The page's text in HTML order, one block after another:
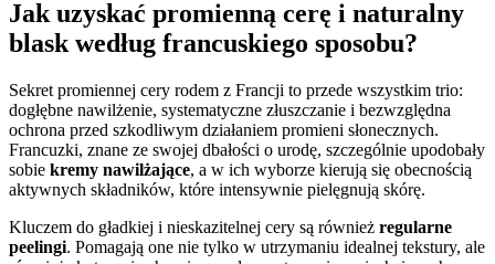
Jak uzyskać promienną cerę i naturalny
blask według francuskiego sposobu?
Sekret promiennej cery rodem z Francji to przede wszystkim trio:
dogłębne nawilżenie, systematyczne złuszczanie i bezwzględna
ochrona przed szkodliwym działaniem promieni słonecznych.
Francuzki, znane ze swojej dbałości o urodę, szczególnie upodobały
sobie kremy nawilżające, a w ich wyborze kierują się obecnością
aktywnych składników, które intensywnie pielęgnują skórę.
Kluczem do gładkiej i nieskazitelnej cery są również regularne
peelingi. Pomagają one nie tylko w utrzymaniu idealnej tekstury, ale